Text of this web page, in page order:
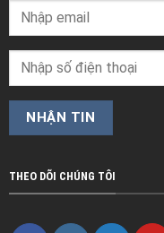
THEO DÕI CHÚNG TÔI